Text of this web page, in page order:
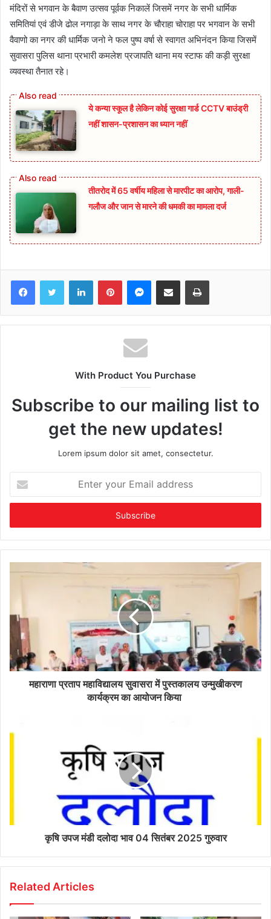
मंदिरों से भगवान के बैवाण उत्सव पूर्वक निकालें जिसमें नगर के सभी धार्मिक
समितियां एवं डीजे ढोल नगाड़ा के साथ नगर के चौराहा चोराहा पर भगवान के सभी
वैवाणो का नगर की धार्मिक जनो ने फल पुष्प वर्षा से स्वागत अभिनंदन किया जिसमें
सुवासरा पुलिस थाना प्रभारी कमलेश प्रजापति थाना मय स्टाफ की कड़ी सुरक्षा
व्यवस्था तैनात रहे।
ये कन्या स्कूल है लेकिन कोई सुरक्षा गार्ड CCTV बाउंड्री
नहीं शासन-प्रशासन का ध्यान नहीं
तीतरोद में 65 वर्षीय महिला से मारपीट का आरोप, गाली-
गलौज और जान से मारने की धमकी का मामला दर्ज
FacebookTwitter LinkedInPinterestMessenger
Share via Email Print
With Product You Purchase
Subscribe to our mailing list to
get the new updates!
Lorem ipsum dolor sit amet, consectetur.
your
Email
महाराणा प्रताप महाविद्यालय सुवासरा में पुस्तकालय उन्मुखीकरण
कार्यक्रम का आयोजन किया
कृषि उपज मंडी दलोदा भाव 04 सितंबर 2025 गुरुवार
Related Articles